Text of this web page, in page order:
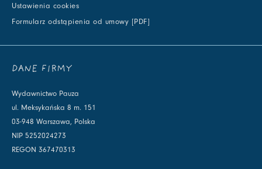
Ustawienia cookies
Formularz odstąpienia od umowy [PDF]
DANE FIRMY
Wydawnictwo Pauza
ul. Meksykańska 8 m. 151
03-948 Warszawa, Polska
NIP 5252024273
REGON 367470313